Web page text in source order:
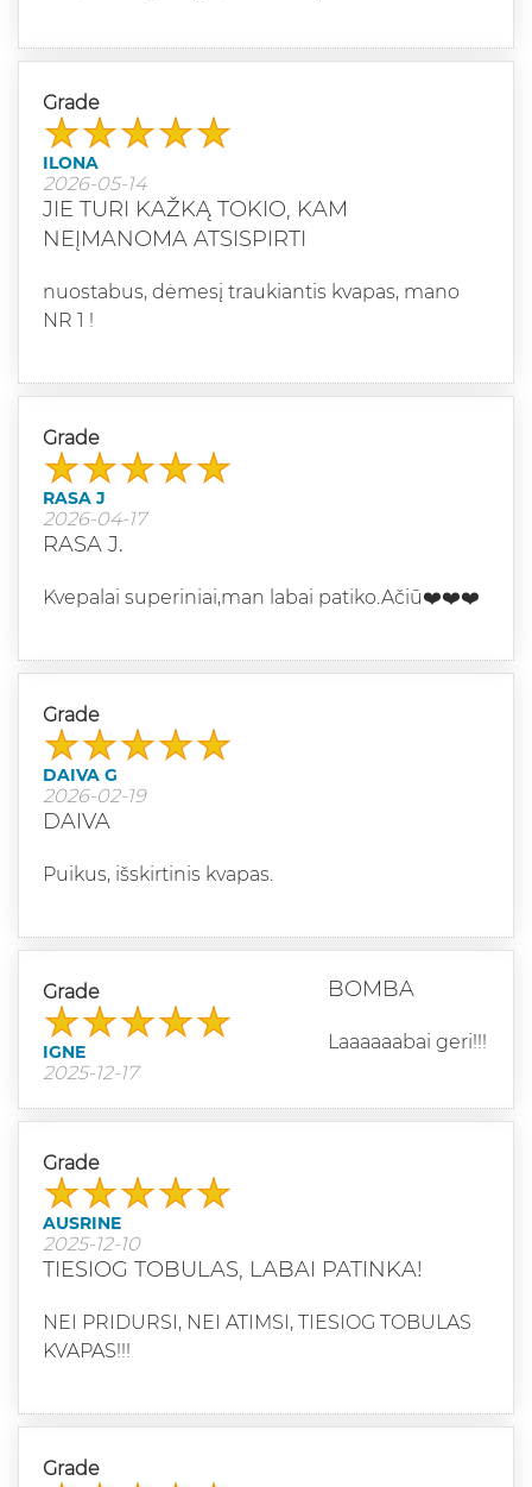
Grade
ILONA
2026-05-14
JIE TURI KAŽKĄ TOKIO, KAM
NEĮMANOMA ATSISPIRTI
nuostabus, dėmesį traukiantis kvapas, mano
NR 1 !
Grade
RASA J
2026-04-17
RASA J.
Kvepalai superiniai,man labai patiko.Ačiū❤️❤️❤️
Grade
DAIVA G
2026-02-19
DAIVA
Puikus, išskirtinis kvapas.
Grade
IGNE
2025-12-17
BOMBA
Laaaaaabai geri!!!
Grade
AUSRINE
2025-12-10
TIESIOG TOBULAS, LABAI PATINKA!
NEI PRIDURSI, NEI ATIMSI, TIESIOG TOBULAS
KVAPAS!!!
Grade